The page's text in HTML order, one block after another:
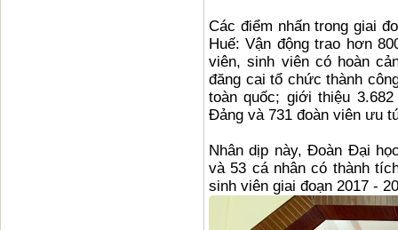
Các điểm nhấn trong giai
Huế: Vận động trao hơn
viên, sinh viên có hoàn
đăng cai tổ chức thành
toàn quốc; giới thiệu
Đảng và 731 đoàn viên ưu
Nhân dịp này, Đoàn Đại
và 53 cá nhân có thành
sinh viên giai đoạn 2017 -